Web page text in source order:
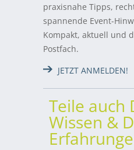
praxisnahe Tipps,
spannende Event-
Kompakt, aktuell und
Postfach.
JETZT ANMELDEN!
Teile auch
Wissen &